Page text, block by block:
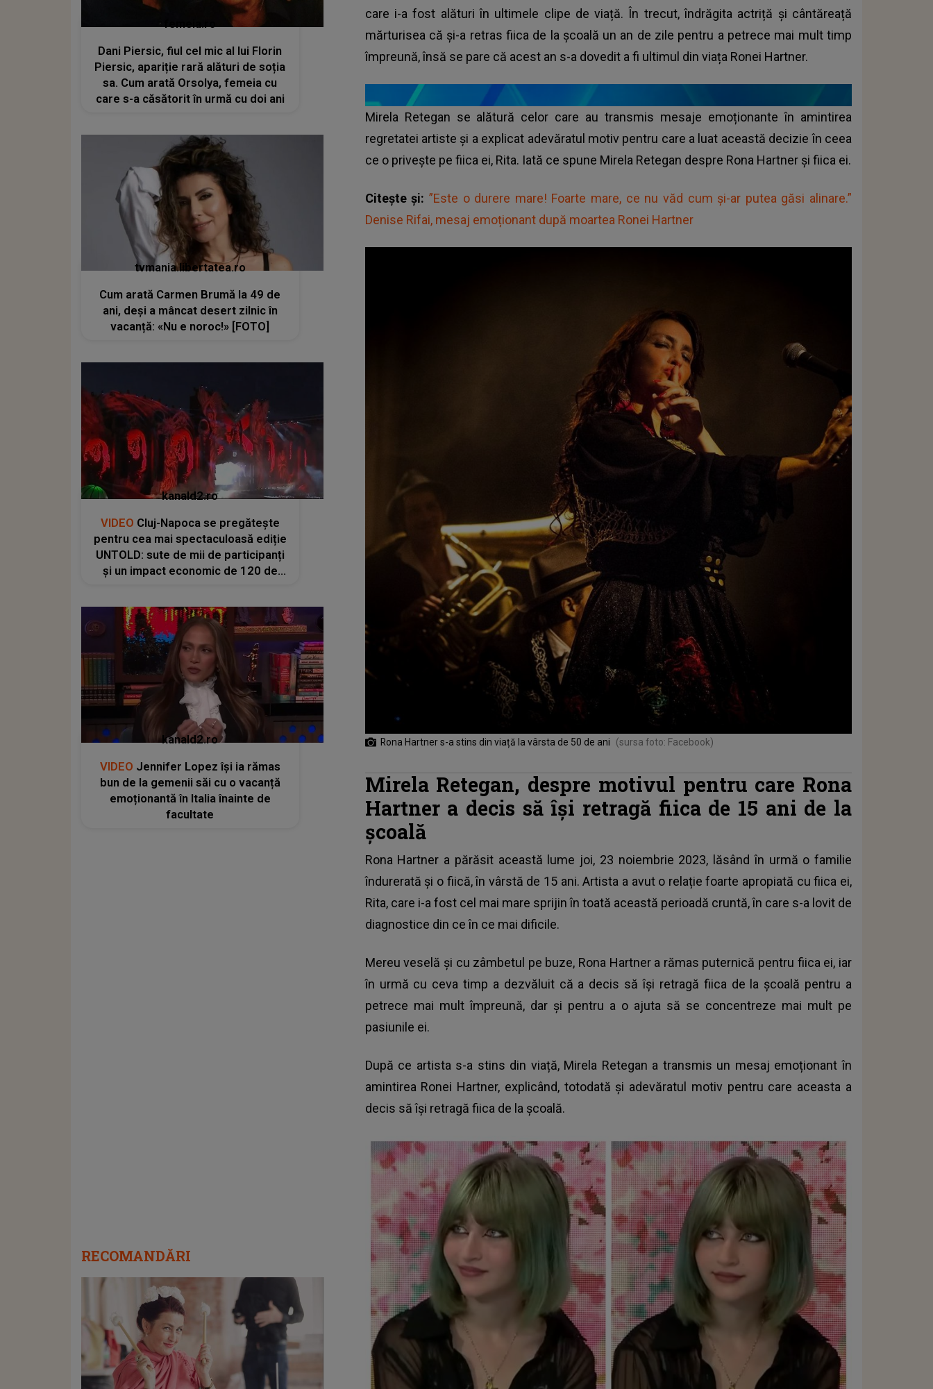
care i-a fost alături în ultimele clipe de viață. În trecut, îndrăgita actriță și cântăreață
mărturisea că și-a retras fiica de la școală un an de zile pentru a petrece mai mult timp
împreună, însă se pare că acest an s-a dovedit a fi ultimul din viața Ronei Hartner.
Mirela Retegan se alătură celor care au transmis mesaje emoționante în amintirea
regretatei artiste și a explicat adevăratul motiv pentru care a luat această decizie în ceea
ce o privește pe fiica ei, Rita. Iată ce spune Mirela Retegan despre Rona Hartner și fiica ei.
Citește și: ”Este o durere mare! Foarte mare, ce nu văd cum și-ar putea găsi alinare.”
Denise Rifai, mesaj emoționant după moartea Ronei Hartner
Rona Hartner s-a stins din viață la vârsta de 50 de ani (sursa foto: Facebook)
Mirela Retegan, despre motivul pentru care Rona
Hartner a decis să își retragă fiica de 15 ani de la
școală
Rona Hartner a părăsit această lume joi, 23 noiembrie 2023, lăsând în urmă o familie
îndurerată și o fiică, în vârstă de 15 ani. Artista a avut o relație foarte apropiată cu fiica ei,
Rita, care i-a fost cel mai mare sprijin în toată această perioadă cruntă, în care s-a lovit de
diagnostice din ce în ce mai dificile.
Mereu veselă și cu zâmbetul pe buze, Rona Hartner a rămas puternică pentru fiica ei, iar
în urmă cu ceva timp a dezvăluit că a decis să își retragă fiica de la școală pentru a
petrece mai mult împreună, dar și pentru a o ajuta să se concentreze mai mult pe
pasiunile ei.
După ce artista s-a stins din viață, Mirela Retegan a transmis un mesaj emoționantîn
amintirea Ronei Hartner, explicând, totodată și adevăratul motiv pentru care aceasta a
decis să își retragă fiica de la școală.
femeia.ro
Dani Piersic, fiul cel mic al lui Florin
Piersic, apariție rară alături de soția
sa. Cum arată Orsolya, femeia cu
care s-a căsătorit în urmă cu doi ani
tvmania.libertatea.ro
Cum arată Carmen Brumă la 49 de
ani, deși a mâncat desert zilnic în
vacanță: «Nu e noroc!» [FOTO]
kanald2.ro
VIDEO Cluj-Napoca se pregătește
pentru cea mai spectaculoasă ediție
UNTOLD: sute de mii de participanți
și un impact economic de 120 de
kanald2.ro
VIDEO Jennifer Lopez își ia rămas
bun de la gemenii săi cu o vacanță
emoționantă în Italia înainte de
facultate
RECOMANDĂRI